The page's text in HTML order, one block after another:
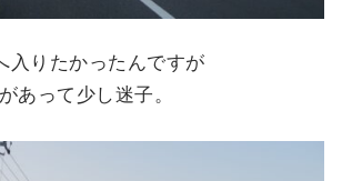
入りたかったんですが
あって少し迷子。